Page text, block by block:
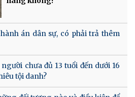
án dân sự, có phải trả thêm
chưa đủ 13 tuổi đến dưới 16
tội danh?